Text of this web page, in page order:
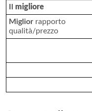
migliore
Miglior rapporto
qualità/prezzo